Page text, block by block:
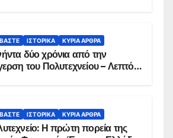
ΙΣΤΟΡΙΚΆ ΚΥΡΙΑ ΑΡΘΡΑ
δύο χρόνια από την
του Πολυτεχνείου – Λεπτό
ΙΣΤΟΡΙΚΆ ΚΥΡΙΑ ΑΡΘΡΑ
Η πρώτη πορεία της